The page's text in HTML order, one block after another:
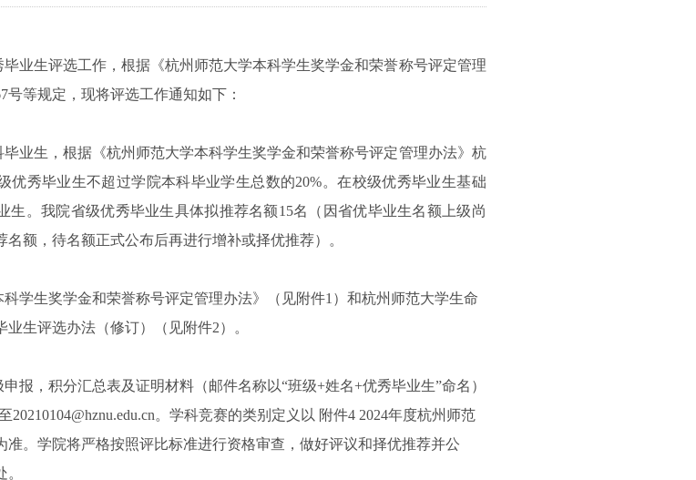
毕业生评选工作，根据 《杭州师范大学本科学生奖学金和荣誉称号评定管理
号等规定，现将评选工作通知如下：
毕业生，根据《杭州师范大学本科学生奖学金和荣誉称号评定管理办法》杭
优秀毕业生不超过学院本科毕业学生总数的20%。在校级优秀毕业生基础
生。我院省级优秀毕业生具体拟推荐名额15名
（因省优毕业生名额上级尚
额，待名额正式公布后再进行增补或择优推荐）。
学生奖学金和荣誉称号评定管理办法》
（见附件1）和杭州师范大学生命
生评选办法（修订）（见附件2）。
申报，积分汇总表及证明材料（邮件名称以“班级+姓名+优秀毕业生”命名）
20210104@hznu.edu.cn。学科竞赛的类别定义以 附件4 2024年度杭州师范
准。学院将严格按照评比标准进行资格审查，做好评议和择优推荐并公